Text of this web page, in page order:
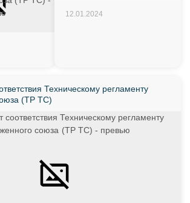
12.01.2024
Техническому регламенту
(ТР ТС)